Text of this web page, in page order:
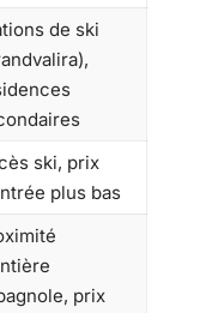
de ski
ski, prix
plus bas
prix